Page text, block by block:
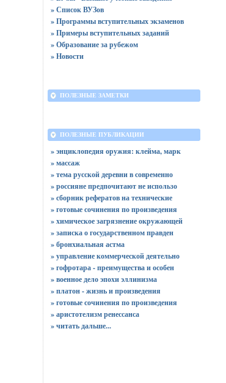
» Список ВУЗов
» Программы вступительных экзаменов
» Примеры вступительных заданий
» Образование за рубежом
» Новости
ПОЛЕЗНЫЕ ЗАМЕТКИ
ПОЛЕЗНЫЕ ПУБЛИКАЦИИ
» энциклопедия оружия: клейма, марк
» массаж
» тема русской деревни в современно
» россияне предпочитают не использо
» сборник рефератов на технические
» готовые сочинения по произведения
» химическое загрязнение окружающей
» записка о государственном правден
» бронхиальная астма
» управление коммерческой деятельно
» гофротара - преимущества и особен
» военное дело эпохи эллинизма
» платон - жизнь и произведения
» готовые сочинения по произведения
» аристотелизм ренессанса
»читать дальше...